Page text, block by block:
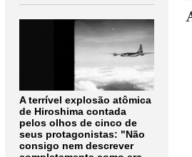
A terrível explosão atômica
de Hiroshima contada
pelos olhos de cinco de
seus protagonistas: "Não
consigo nem descrever